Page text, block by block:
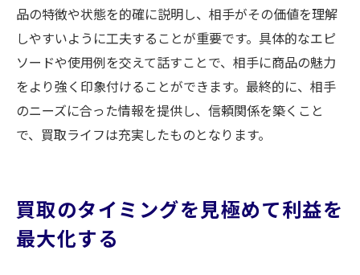
品の特徴や状態を的確に説明し、相手がその価値を理解
しやすいように工夫することが重要です。具体的なエピ
ソードや使用例を交えて話すことで、相手に商品の魅力
をより強く印象付けることができます。最終的に、相手
のニーズに合った情報を提供し、信頼関係を築くこと
で、買取ライフは充実したものとなります。
買取のタイミングを見極めて利益を
最大化する